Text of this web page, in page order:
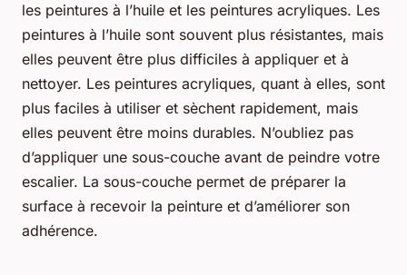
les peintures à l’huile et les peintures acryliques. Les
peintures à l’huile sont souvent plus résistantes, mais
elles peuvent être plus difficiles à appliquer et à
nettoyer. Les peintures acryliques, quant à elles, sont
plus faciles à utiliser et sèchent rapidement, mais
elles peuvent être moins durables. N’oubliez pas
d’appliquer une sous-couche avant de peindre votre
escalier. La sous-couche permet de préparer la
surface à recevoir la peinture et d’améliorer son
adhérence.